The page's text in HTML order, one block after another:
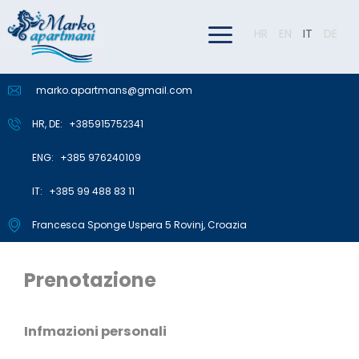
HR EN IT DE
marko.apartmans@gmail.com
HR, DE: +385915752341
ENG: +385 976240109
IT: +385 99 488 83 11
Francesca Sponge Uspera 5 Rovinj, Croazia
Prenotazione
Infmazioni personali